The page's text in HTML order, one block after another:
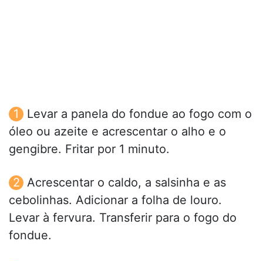
Levar a panela do fondue ao fogo com o
óleo ou azeite e acrescentar o alho e o
gengibre. Fritar por 1 minuto.
Acrescentar o caldo, a salsinha e as
cebolinhas. Adicionar a folha de louro.
Levar à fervura. Transferir para o fogo do
fondue.